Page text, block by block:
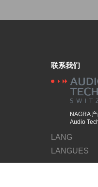
联系我们
NAGRA
Audio
LANG
LANGUES